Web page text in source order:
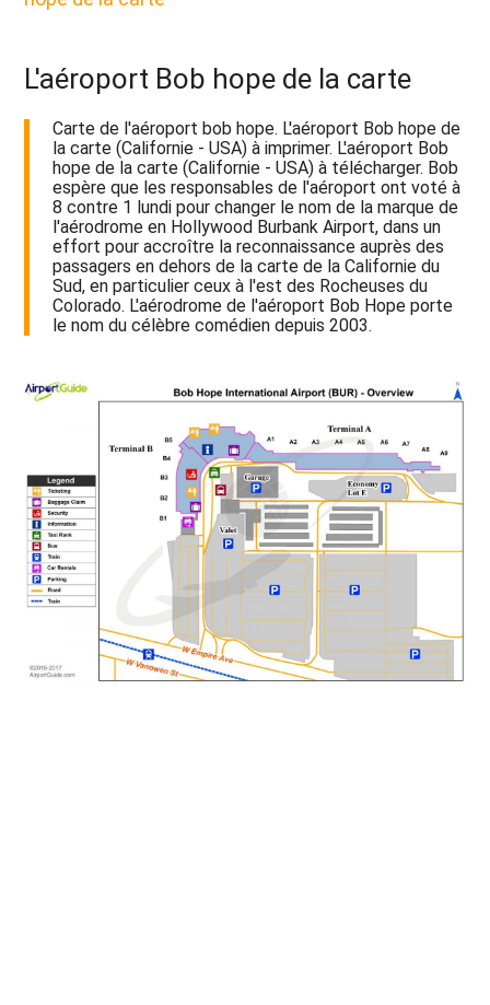
L'aéroport Bob hope de la carte
Carte de l'aéroport bob hope. L'aéroport Bob hope de
la carte (Californie - USA) à imprimer. L'aéroport Bob
hope de la carte (Californie - USA) à télécharger. Bob
espère que les responsables de l'aéroport ont voté à
8 contre 1 lundi pour changer le nom de la marque de
l'aérodrome en Hollywood Burbank Airport, dans un
effort pour accroître la reconnaissance auprès des
passagers en dehors de la carte de la Californie du
Sud, en particulier ceux à l'est des Rocheuses du
Colorado. L'aérodrome de l'aéroport Bob Hope porte
le nom du célèbre comédien depuis 2003.